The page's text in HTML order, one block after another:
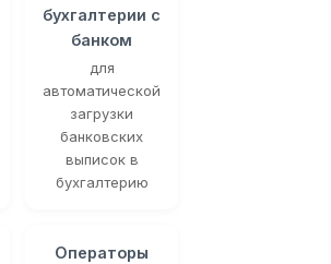
бухгалтерии с
банком
для
автоматической
загрузки
банковских
выписок в
бухгалтерию
Операторы